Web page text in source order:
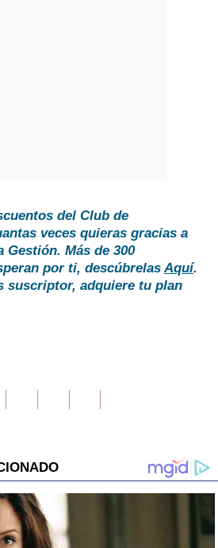
del Club de
veces quieras gracias a
Más de 300
por ti, descúbrelasAquí.
suscriptor, adquiere tu plan